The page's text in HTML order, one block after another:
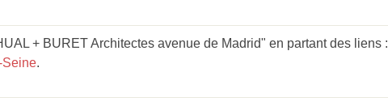
+ BURET Architectes avenue de Madrid" en partant des liens :
Seine.